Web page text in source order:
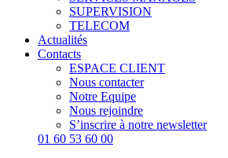
SUPERVISION
TELECOM
Actualités
Contacts
ESPACE CLIENT
Nous contacter
Notre Equipe
Nous rejoindre
S’inscrire à notre newsletter
01 60 53 60 00